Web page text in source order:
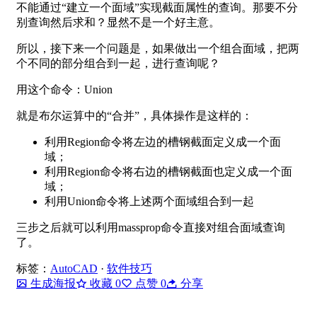
不能通过“建立一个面域”实现截面属性的查询。那要不分
别查询然后求和？显然不是一个好主意。
所以，接下来一个问题是，如果做出一个组合面域，把两
个不同的部分组合到一起，进行查询呢？
用这个命令：Union
就是布尔运算中的“合并”，具体操作是这样的：
利用Region命令将左边的槽钢截面定义成一个面
域；
利用Region命令将右边的槽钢截面也定义成一个面
域；
利用Union命令将上述两个面域组合到一起
三步之后就可以利用massprop命令直接对组合面域查询
了。
标签： AutoCAD · 软件技巧
生成海报
收藏 0 点赞 0 分享